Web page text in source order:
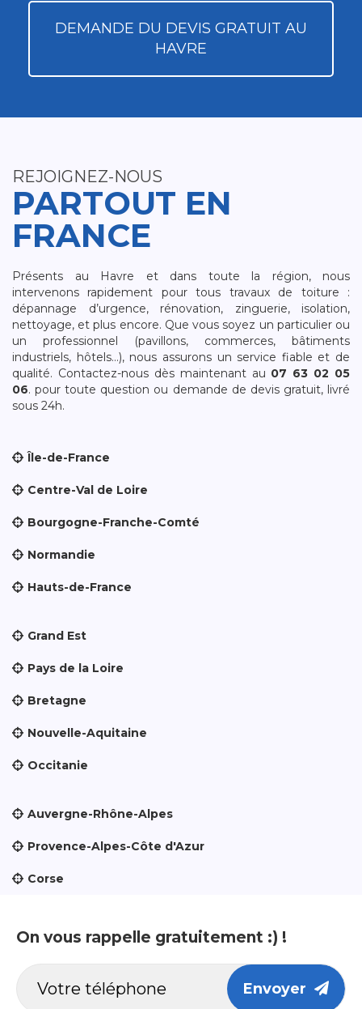
DEMANDE DU DEVIS GRATUIT AU
HAVRE
REJOIGNEZ-NOUS
PARTOUT EN
FRANCE
Présents au Havre et dans toute la région, nous
intervenons rapidement pour tous travaux de toiture :
dépannage d’urgence, rénovation, zinguerie, isolation,
nettoyage, et plus encore. Que vous soyez un particulier ou
un professionnel (pavillons, commerces, bâtiments
industriels, hôtels…), nous assurons un service fiable et de
qualité. Contactez-nous dès maintenant au 07 63 02 05
06. pour toute question ou demande de devis gratuit, livré
sous 24h.
Île-de-France
Centre-Val de Loire
Bourgogne-Franche-Comté
Normandie
Hauts-de-France
Grand Est
Pays de la Loire
Bretagne
Nouvelle-Aquitaine
Occitanie
Auvergne-Rhône-Alpes
Provence-Alpes-Côte d'Azur
Corse
On vous rappelle gratuitement :) !
Envoyer